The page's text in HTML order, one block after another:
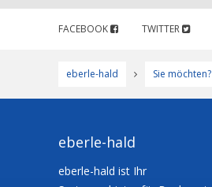
FACEBOOK TWITTER
eberle-hald Sie möchten?
eberle-hald
eberle-hald ist Ihr